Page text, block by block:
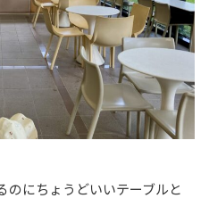
のにちょうどいいテーブルと